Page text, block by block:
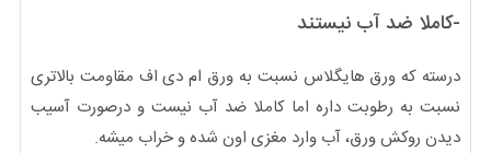
-کاملا ضد آب نیستند
درسته که ورق هایگلاس نسبت به ورق ام دی اف مقاومت بالاتری
نسبت به رطوبت داره اما کاملا ضد آب نیست و درصورت آسیب
دیدن روکش ورق، آب وارد مغزی اون شده و خراب میشه.